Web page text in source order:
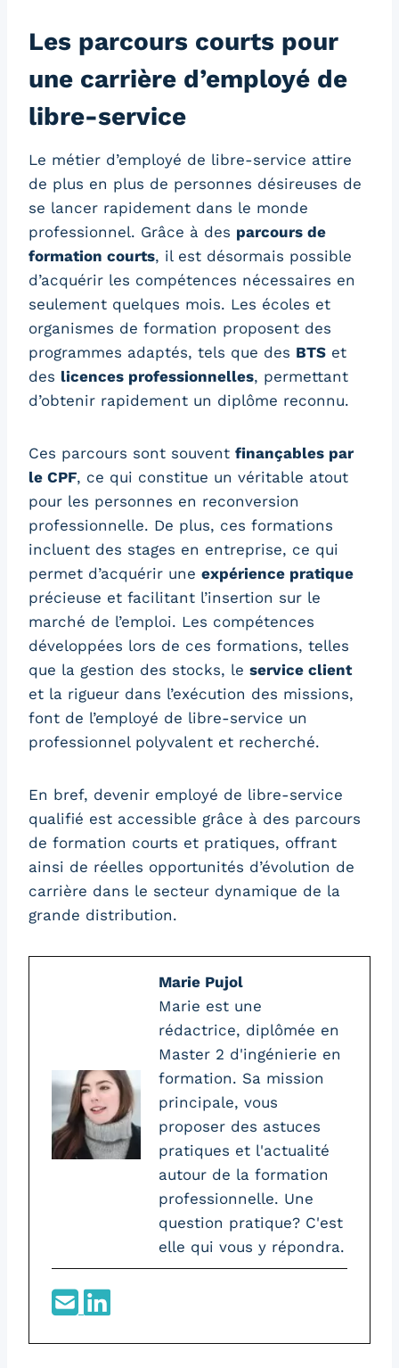
Les parcours courts pour
une carrière d’employé de
libre-service
Le métier d’employé de libre-service attire
de plus en plus de personnes désireuses de
se lancer rapidement dans le monde
professionnel. Grâce à des parcours de
formation courts, il est désormais possible
d’acquérir les compétences nécessaires en
seulement quelques mois. Les écoles et
organismes de formation proposent des
programmes adaptés, tels que des BTS et
des licences professionnelles, permettant
d’obtenir rapidement un diplôme reconnu.
Ces parcours sont souvent finançables par
le CPF, ce qui constitue un véritable atout
pour les personnes en reconversion
professionnelle. De plus, ces formations
incluent des stages en entreprise, ce qui
permet d’acquérir une expérience pratique
précieuse et facilitant l’insertion sur le
marché de l’emploi. Les compétences
développées lors de ces formations, telles
que la gestion des stocks, le service client
et la rigueur dans l’exécution des missions,
font de l’employé de libre-service un
professionnel polyvalent et recherché.
En bref, devenir employé de libre-service
qualifié est accessible grâce à des parcours
de formation courts et pratiques, offrant
ainsi de réelles opportunités d’évolution de
carrière dans le secteur dynamique de la
grande distribution.
Marie Pujol
Marie est une
rédactrice, diplômée en
Master 2 d'ingénierie en
formation. Sa mission
principale, vous
proposer des astuces
pratiques et l'actualité
autour de la formation
professionnelle. Une
question pratique? C'est
elle qui vous y répondra.